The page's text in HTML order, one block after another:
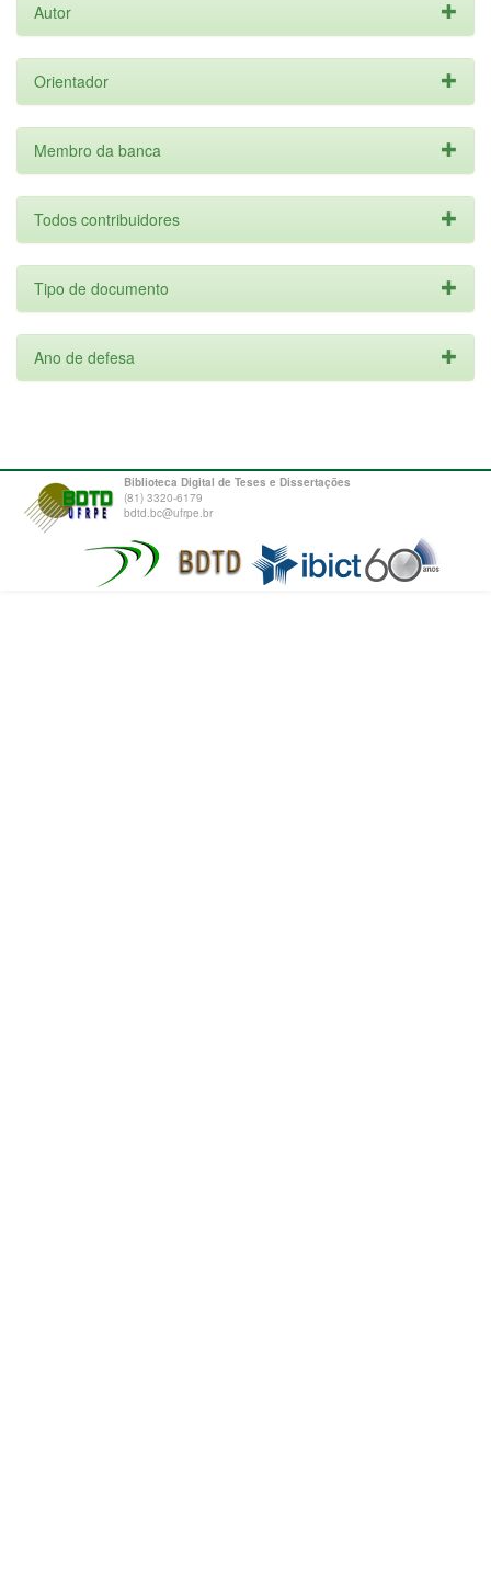
Autor
Orientador
Membro da banca
Todos contribuidores
Tipo de documento
Ano de defesa
Biblioteca Digital de Teses e Dissertações
(81) 3320-6179
bdtd.bc@ufrpe.br